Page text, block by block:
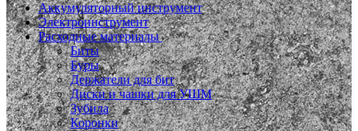
Аккумуляторный инструмент
Электроинструмент
Расходные материалы
Биты
Буры
Держатели для бит
Диски и чашки для УШМ
Зубила
Коронки